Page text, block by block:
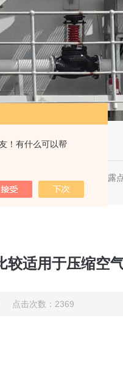
！有什么可以帮
压缩空气露
较适用于压缩空
点击次数：2369